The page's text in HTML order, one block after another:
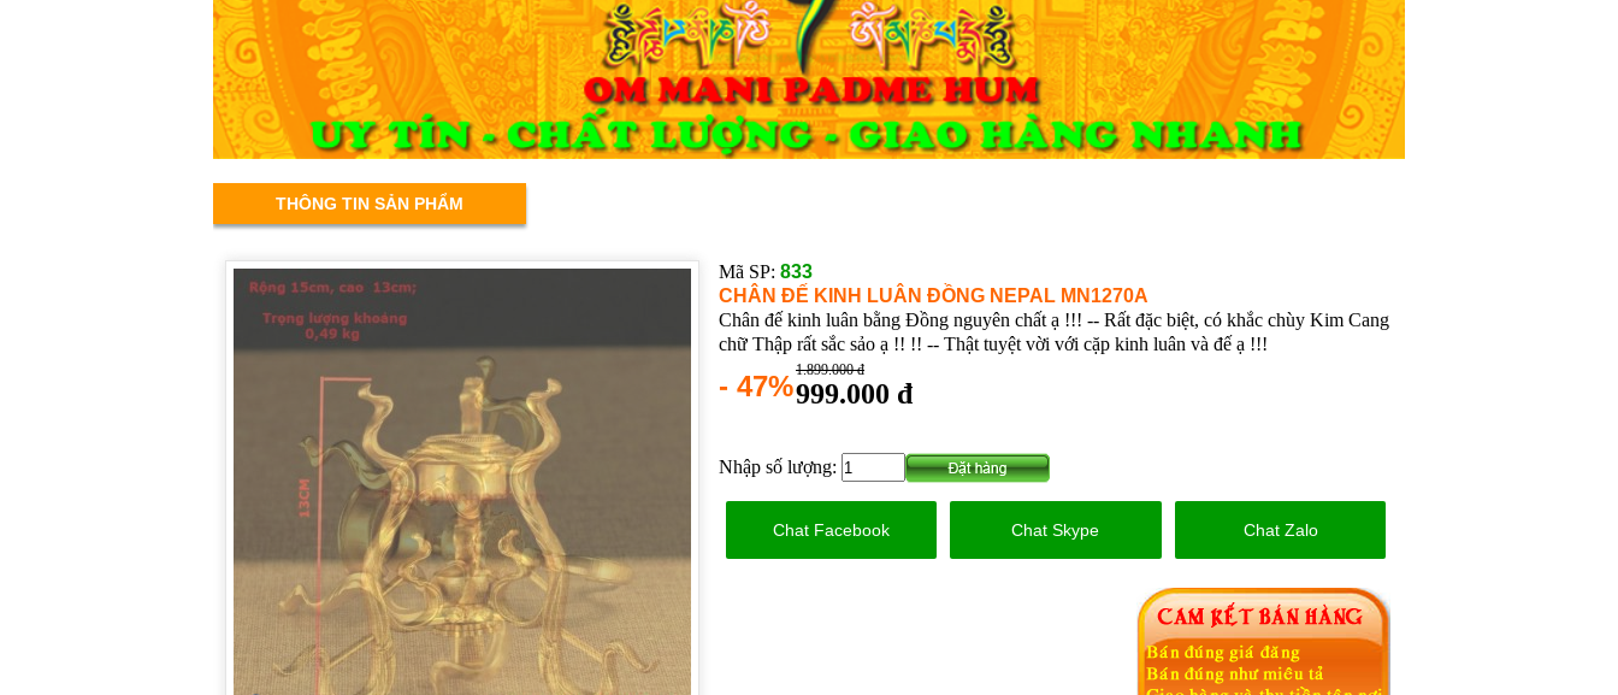
THÔNG TIN SẢN PHẨM
Mã SP: 833
CHÂN ĐẾ KINH LUÂN ĐỒNG NEPAL MN1270A
Chân đế kinh luân bằng Đồng nguyên chất ạ !!! -- Rất đặc biệt, có khắc chùy Kim Cang
chữ Thập rất sắc sảo ạ !! !! -- Thật tuyệt vời với cặp kinh luân và đế ạ !!!
- 47%1.899.000 đ
999.000 đ
Nhập số lượng:
Chat Facebook Chat Skype Chat Zalo